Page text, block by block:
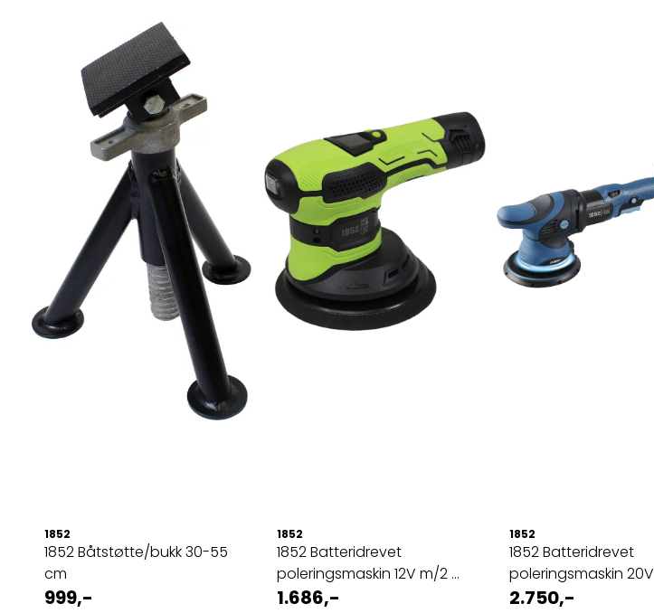
1852
1852 Båtstøtte/bukk 30-55
cm
999,-
1852
1852 Batteridrevet
poleringsmaskin 12V m/2 ...
1.686,-
1852
1852 Batteridrevet
poleringsmaskin 20V
2.750,-